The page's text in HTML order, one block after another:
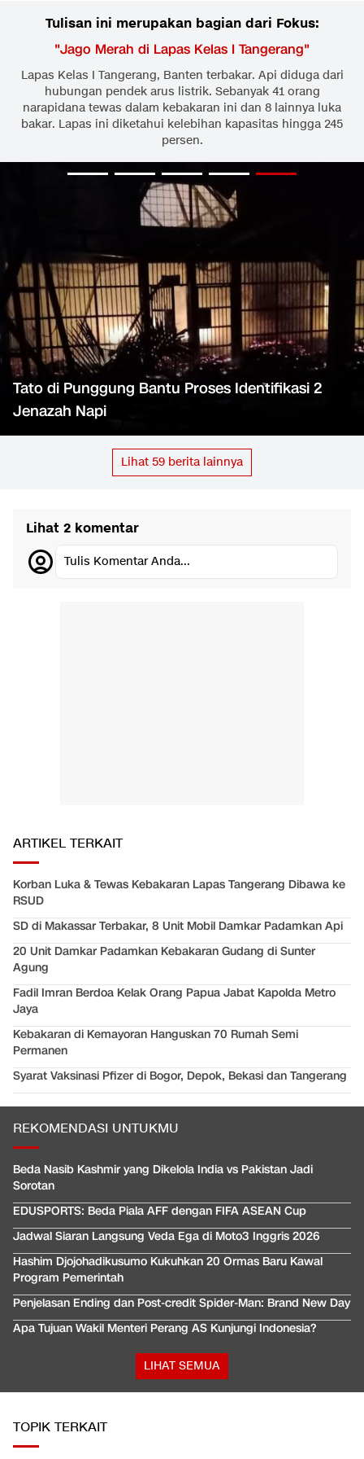
Tulisan ini merupakan bagian dari Fokus:
"Jago Merah di Lapas Kelas I Tangerang"
Lapas Kelas I Tangerang, Banten terbakar. Api diduga dari
hubungan pendek arus listrik. Sebanyak 41 orang
narapidana tewas dalam kebakaran ini dan 8 lainnya luka
bakar. Lapas ini diketahui kelebihan kapasitas hingga 245
persen.
Tato di Punggung Bantu Proses Identifikasi 2
Jenazah Napi
Lihat 59 berita lainnya
Lihat 2 komentar
Tulis Komentar Anda...
ARTIKEL TERKAIT
Korban Luka & Tewas Kebakaran Lapas Tangerang Dibawa ke
RSUD
SD di Makassar Terbakar, 8 Unit Mobil Damkar Padamkan Api
20 Unit Damkar Padamkan Kebakaran Gudang di Sunter
Agung
Fadil Imran Berdoa Kelak Orang Papua Jabat Kapolda Metro
Jaya
Kebakaran di Kemayoran Hanguskan 70 Rumah Semi
Permanen
Syarat Vaksinasi Pfizer di Bogor, Depok, Bekasi dan Tangerang
REKOMENDASI UNTUKMU
Beda Nasib Kashmir yang Dikelola India vs Pakistan Jadi
Sorotan
EDUSPORTS: Beda Piala AFF dengan FIFA ASEAN Cup
Jadwal Siaran Langsung Veda Ega di Moto3 Inggris 2026
Hashim Djojohadikusumo Kukuhkan 20 Ormas Baru Kawal
Program Pemerintah
Penjelasan Ending dan Post-credit Spider-Man: Brand New Day
Apa Tujuan Wakil Menteri Perang AS Kunjungi Indonesia?
LIHAT SEMUA
TOPIK TERKAIT